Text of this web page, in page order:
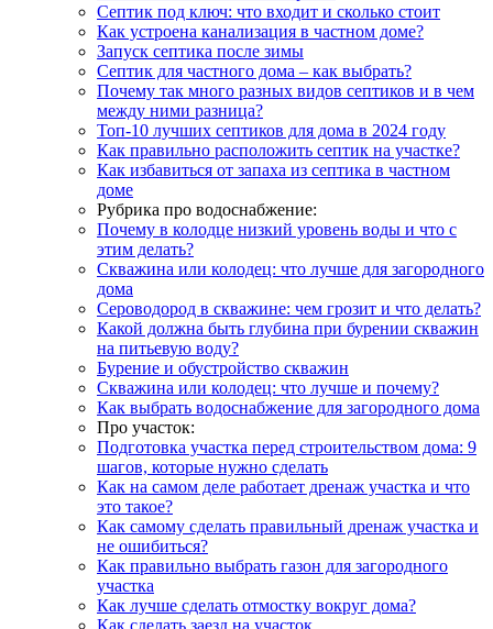
Септик под ключ: что входит и сколько стоит
Как устроена канализация в частном доме?
Запуск септика после зимы
Септик для частного дома – как выбрать?
Почему так много разных видов септиков и в чем
между ними разница?
Топ-10 лучших септиков для дома в 2024 году
Как правильно расположить септик на участке?
Как избавиться от запаха из септика в частном
доме
Рубрика про водоснабжение:
Почему в колодце низкий уровень воды и что с
этим делать?
Скважина или колодец: что лучше для загородного
дома
Сероводород в скважине: чем грозит и что делать?
Какой должна быть глубина при бурении скважин
на питьевую воду?
Бурение и обустройство скважин
Скважина или колодец: что лучше и почему?
Как выбрать водоснабжение для загородного дома
Про участок:
Подготовка участка перед строительством дома: 9
шагов, которые нужно сделать
Как на самом деле работает дренаж участка и что
это такое?
Как самому сделать правильный дренаж участка и
не ошибиться?
Как правильно выбрать газон для загородного
участка
Как лучше сделать отмостку вокруг дома?
Как сделать заезд на участок